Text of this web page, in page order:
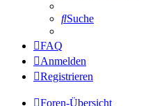
Suche
FAQ
Anmelden
Registrieren
Foren-Übersicht